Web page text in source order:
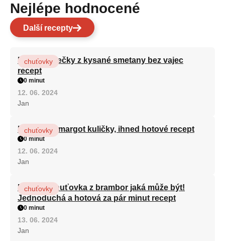
Nejlépe hodnocené
Další recepty
Rychlé válečky z kysané smetany bez vajec
recept
chuťovky
0 minut
12. 06. 2024
Jan
Nepečené margot kuličky, ihned hotové recept
chuťovky
0 minut
12. 06. 2024
Jan
Nejlepší chuťovka z brambor jaká může být!
Jednoduchá a hotová za pár minut recept
chuťovky
0 minut
13. 06. 2024
Jan